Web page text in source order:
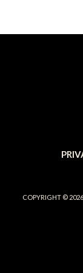
COPYRIGHT © 2026